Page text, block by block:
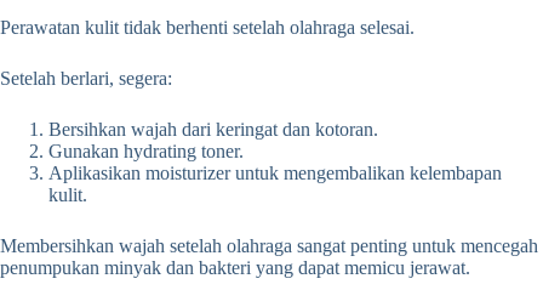
Perawatan kulit tidak berhenti setelah olahraga selesai.
Setelah berlari, segera:
Bersihkan wajah dari keringat dan kotoran.
Gunakan hydrating toner.
Aplikasikan moisturizer untuk mengembalikan kelembapan
kulit.
Membersihkan wajah setelah olahraga sangat penting untuk mencegah
penumpukan minyak dan bakteri yang dapat memicu jerawat.